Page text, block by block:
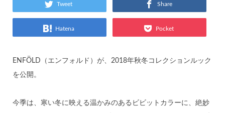
Tweet Share
Hatena Pocket
ENFÖLD（エンフォルド）が、2018年秋冬コレクションルック
を公開。
今季は、寒い冬に映える温かみのあるビビットカラーに、絶妙